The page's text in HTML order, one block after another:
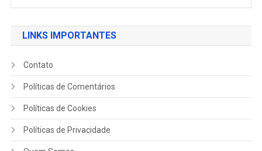
LINKS IMPORTANTES
Contato
Políticas de Comentários
Políticas de Cookies
Políticas de Privacidade